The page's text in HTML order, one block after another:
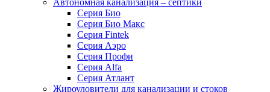
Автономная канализация – септики
Серия Био
Серия Био Макс
Серия Fintek
Серия Аэро
Серия Профи
Серия Alfa
Серия Атлант
Жироуловители для канализации и стоков